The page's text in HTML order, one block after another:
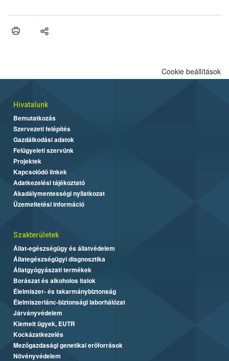
érésű szőlőkben is legyen lehetőség a károsító elleni további
felhasználók számára is elérhető és ökológiai termesztésben is
Cookie beállítások
Hivatalunk
Bemutatkozás
Szervezeti felépítés
Gazdálkodási adatok
Felügyeleti szervünk
Projektek
Kapcsolódó linkek
Adatkezelési tájékoztató
Akadálymentességi nyilatkozat
Üzemeltetési információ
Szakterületek
Állat-egészségügy és állatvédelem
Állategészségügyi diagnosztika
Állatgyógyászati termékek
Borászat és alkoholos italok
Élelmiszer- és takarmánybiztonság
Élelmiszerlánc-biztonsági laborhálózat
Járványvédelem
Kiemelt ügyek, EUTR
Kockázatkezelés
Mezőgazdasági genetikai erőforrások
Növényvédelem